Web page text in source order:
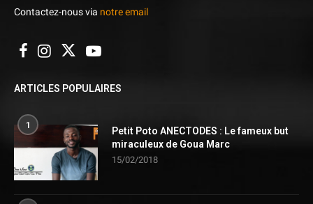
Contactez-nous via notre email
ARTICLES POPULAIRES
1
Petit Poto ANECTODES : Le fameux but
miraculeux de Goua Marc
15/02/2018